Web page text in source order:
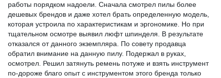
работы порядком надоели. Сначала смотрел пилы более
дешевых брендов и даже хотел брать определенную модель,
которая устроила по характеристикам и эргономике. Но при
тщательном осмотре выявил люфт шпинделя. В результате
отказался от данного экземпляра. По совету продавца
обратил внимание на данную пилу. Подержал в руках,
осмотрел. Решил затянуть ремень потуже и взять инструмент
по-дороже благо опыт с инструментом этого бренда только